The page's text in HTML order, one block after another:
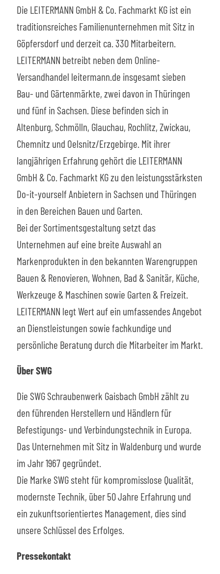
Die LEITERMANN GmbH & Co. Fachmarkt KG ist ein
traditionsreiches Familienunternehmen mit Sitz in
Göpfersdorf und derzeit ca. 330 Mitarbeitern.
LEITERMANN betreibt neben dem Online-
Versandhandel leitermann.de insgesamt sieben
Bau- und Gärtenmärkte, zwei davon in Thüringen
und fünf in Sachsen. Diese befinden sich in
Altenburg, Schmölln, Glauchau, Rochlitz, Zwickau,
Chemnitz und Oelsnitz/Erzgebirge. Mit ihrer
langjährigen Erfahrung gehört die LEITERMANN
GmbH & Co. Fachmarkt KG zu den leistungsstärksten
Do-it-yourself Anbietern in Sachsen und Thüringen
in den Bereichen Bauen und Garten.
Bei der Sortimentsgestaltung setzt das
Unternehmen auf eine breite Auswahl an
Markenprodukten in den bekannten Warengruppen
Bauen & Renovieren, Wohnen, Bad & Sanitär, Küche,
Werkzeuge & Maschinen sowie Garten & Freizeit.
LEITERMANN legt Wert auf ein umfassendes Angebot
an Dienstleistungen sowie fachkundige und
persönliche Beratung durch die Mitarbeiter im Markt.
Über SWG
Die SWG Schraubenwerk Gaisbach GmbH zählt zu
den führenden Herstellern und Händlern für
Befestigungs- und Verbindungstechnik in Europa.
Das Unternehmen mit Sitz in Waldenburg und wurde
im Jahr 1967 gegründet.
Die Marke SWG steht für kompromisslose Qualität,
modernste Technik, über 50 Jahre Erfahrung und
ein zukunftsorientiertes Management, dies sind
unsere Schlüssel des Erfolges.
Pressekontakt